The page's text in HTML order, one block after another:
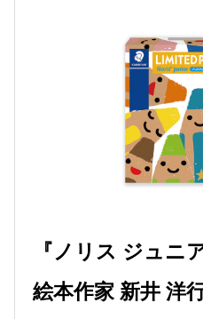
『ノリス ジュニ
絵本作家 新井 洋